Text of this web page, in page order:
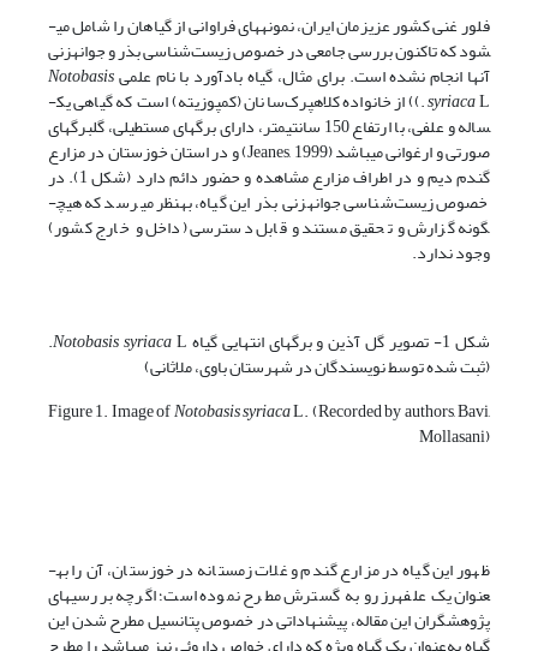
فلور غنی کشور عزیزمان ایران، نمونه­های فراوانی از گیاهان را شامل می­
شود که تاکنون بررسی جامعی در خصوص زیست‌شناسی بذر و جوانه­زنی
آن­ها انجام نشده است. برای مثال، گیاه بادآورد با نام علمیNotobasis
syriacaL.)) از خانواده کلاهپرک‌سانان (کمپوزیته) است که گیاهی یک­
ساله و علفی، با ارتفاع 150 سانتی­متر، دارای برگ­های مستطیلی، گلبرگ­های
صورتی و ارغوانی می­باشد (Jeanes, 1999) و در استان خوزستان در مزارع
گندم دیم و در اطراف مزارع مشاهده و حضور دائم دارد (شکل 1). در
خصوص زیست‌شناسی جوانه­زنی بذر این گیاه، به­نظر می­رسد که هیچ­
گونه گزارش و تحقیق مستند و قابل دسترسی (داخل و خارج کشور)
وجود ندارد.
شکل 1- تصویر گل آذین و برگ­های انتهایی گیاه Notobasis syriaca
L.
(ثبت شده توسط نویسندگان در شهرستان باوی، ملاثانی)
Figure 1. Image ofNotobasis syriacaL. (Recorded by authors, Bavi,
Mollasani)
ظهور این گیاه در مزارع گندم و غلات زمستانه در خوزستان، آن را به­
عنوان یک علف­هرز رو به گسترش مطرح نموده است؛ اگرچه بررسی­های
پژوهشگران این مقاله، پیشنهاداتی در خصوص پتانسیل مطرح شدن این